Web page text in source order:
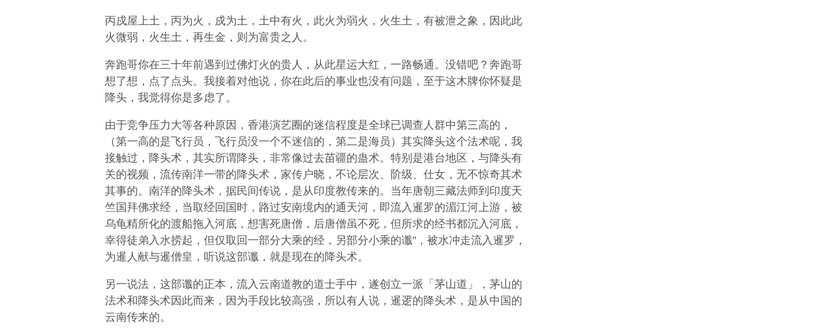
丙戍屋上土，丙为火，戍为土，土中有火，此火为弱火，火生土，有被泄之象，因此此
火微弱，火生土，再生金，则为富贵之人。
奔跑哥你在三十年前遇到过佛灯火的贵人，从此星运大红，一路畅通。没错吧？奔跑哥
想了想，点了点头。我接着对他说，你在此后的事业也没有问题，至于这木牌你怀疑是
降头，我觉得你是多虑了。
由于竞争压力大等各种原因，香港演艺圈的迷信程度是全球已调查人群中第三高的，
（第一高的是飞行员，飞行员没一个不迷信的，第二是海员）其实降头这个法术呢，我
接触过，降头术，其实所谓降头，非常像过去苗疆的蛊术。特别是港台地区，与降头有
关的视频，流传南洋一带的降头术，家传户晓，不论层次、阶级、仕女，无不惊奇其术
其事的。南洋的降头术，据民间传说，是从印度教传来的。当年唐朝三藏法师到印度天
竺国拜佛求经，当取经回国时，路过安南境内的通天河，即流入暹罗的湄江河上游，被
乌龟精所化的渡船拖入河底，想害死唐僧，后唐僧虽不死，但所求的经书都沉入河底，
幸得徒弟入水捞起，但仅取回一部分大乘的经，另部分小乘的谶"，被水冲走流入暹罗，
为暹人献与暹僧皇，听说这部谶，就是现在的降头术。
另一说法，这部谶的正本，流入云南道教的道士手中，遂创立一派「茅山道」，茅山的
法术和降头术因此而来，因为手段比较高强，所以有人说，暹逻的降头术，是从中国的
云南传来的。